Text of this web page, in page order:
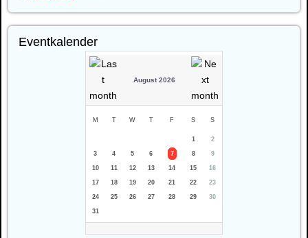
Eventkalender
August 2026
M T W T F S S
1 2
3 4 5 6 7 8 9
10 11 12 13 14 15 16
17 18 19 20 21 22 23
24 25 26 27 28 29 30
31